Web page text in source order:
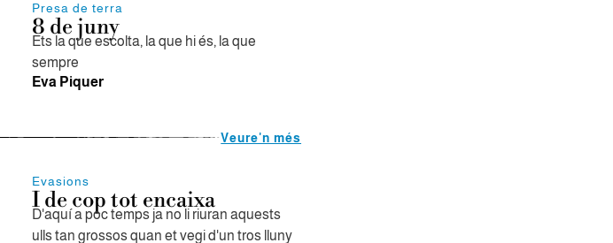
Presa de terra
8 de juny
Ets la que escolta, la que hi és, la que
sempre
Eva Piquer
Veure'n més
Evasions
I de cop tot encaixa
D'aquí a poc temps ja no li riuran aquests
ulls tan grossos quan et vegi d'un tros lluny